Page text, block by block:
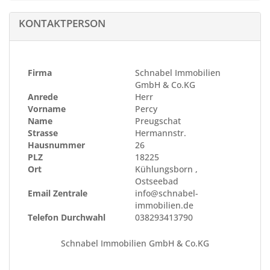
Im Küchenbereich ist ein Anschluss für eine
Zur Bewässerung des Außenbereichs werden
frostunempfindliche Außenzapfstellen auf der West- und
Nordseite eingerichtet.
Fenster
als Kunststofffenster mit 3-fach Verglasung, innen weiß,
außen anthrazit eingebaut.
Die Ausführung der Außenfensterbänke erfolgt in
Aluminium anthrazit.
Die Innenfensterbänke werden als
Werksteinfensterbank ausgeführt.
Verdunklungsschutz durch Aufsatz-Rollladenkästen mit
KONTAKTPERSON
Firma
Schnabel Immobilien
GmbH & Co.KG
Anrede
Herr
Vorname
Percy
Name
Preugschat
Strasse
Hermannstr.
Hausnummer
26
PLZ
18225
Ort
Kühlungsborn ,
Ostseebad
Email Zentrale
info@schnabel-
immobilien.de
Telefon Durchwahl
038293413790
Schnabel Immobilien GmbH & Co.KG